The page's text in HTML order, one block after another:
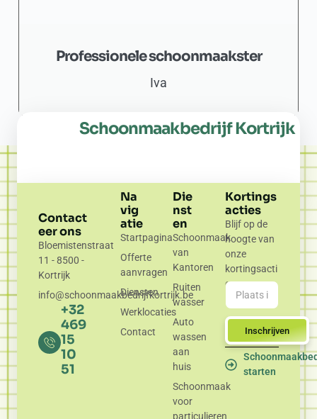
Professionele schoonmaakster
Iva
Schoonmaakbedrijf Kortrijk
Contact
eer ons
Bloemistenstraat
11 - 8500 -
Kortrijk
info@schoonmaakbedrijfkortrijk.be
+32
469
15
10
51
Na
vig
atie
Startpagina
Offerte
aanvragen
Diensten
Werklocaties
Contact
Die
nst
en
Schoonmaak
van
Kantoren
Ruiten
wasser
Auto
wassen
aan
huis
Schoonmaak
voor
particulieren
Kortings
acties
Blijf op de
hoogte van
onze
kortingsacti
es.
Inschrijven
starten